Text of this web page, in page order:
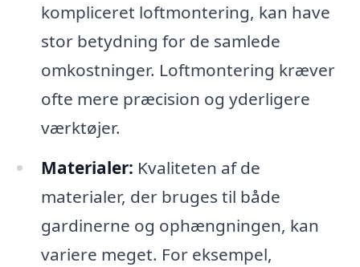
kompliceret loftmontering, kan have
stor betydning for de samlede
omkostninger. Loftmontering kræver
ofte mere præcision og yderligere
værktøjer.
Materialer: Kvaliteten af de
materialer, der bruges til både
gardinerne og ophængningen, kan
variere meget. For eksempel,